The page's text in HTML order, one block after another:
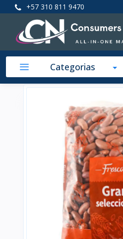
+57 310 811 9470
Categorias